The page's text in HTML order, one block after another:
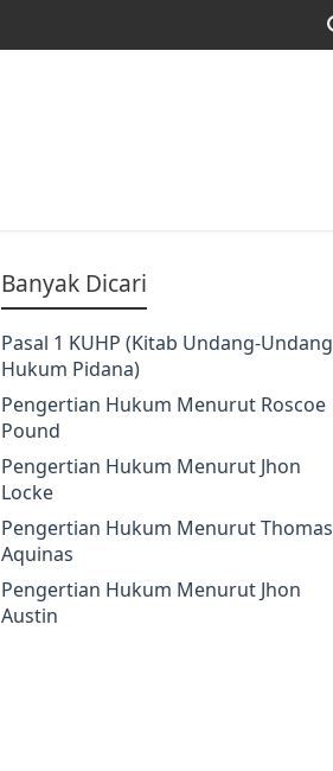
Banyak Dicari
Pasal 1 KUHP (Kitab Undang-Undang
Hukum Pidana)
Pengertian Hukum Menurut Roscoe
Pound
Pengertian Hukum Menurut Jhon
Locke
Pengertian Hukum Menurut Thomas
Aquinas
Pengertian Hukum Menurut Jhon
Austin